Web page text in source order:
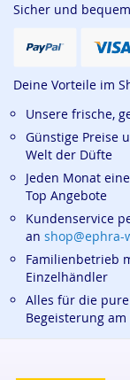
Sicher und
Deine Vorteile im
Unsere frische,
Günstige Preise
Welt der Düfte
Jeden Monat
Top Angebote
Kundenservice
an shop@ephra-
Familienbetrieb
Einzelhändler
Alles für die
Begeisterung am